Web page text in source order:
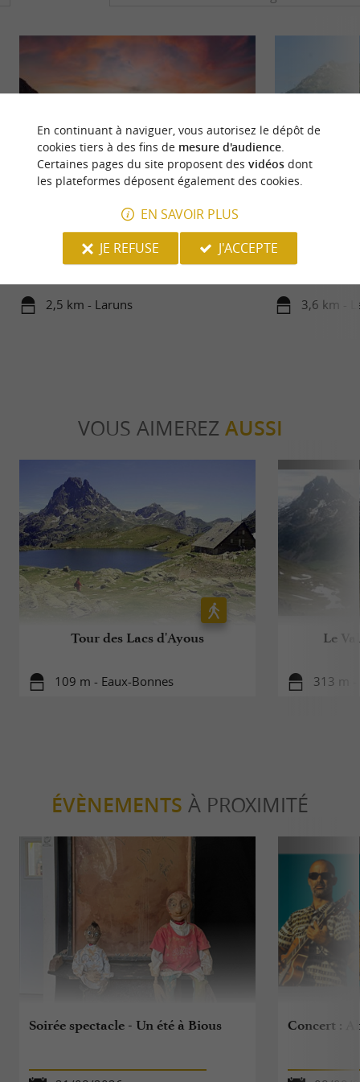
des pics pyrénéens. Il surplombe la Vallée d’Ossau,
2,5 km - Laruns
arrivés au lac de
3,6 km -
VOUS AIMEREZ AUSSI
Tour des Lacs d'Ayous
109 m - Eaux-Bonnes
Le
313 m -
ÉVÈNEMENTS À PROXIMITÉ
Soirée spectacle - Un été à Bious Concert :
En continuant à naviguer, vous autorisez le dépôt de
cookies tiers à des fins de mesure d'audience.
Certaines pages du site proposent des vidéosdont
les plateformes déposent également des cookies.
EN SAVOIR PLUS
JE REFUSE
J'ACCEPTE